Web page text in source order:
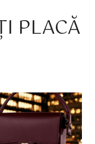
PLACĂ